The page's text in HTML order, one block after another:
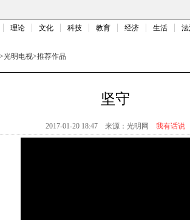
理论 文化 科技 教育 经济 生活
>光明电视>推荐作品
坚守
2017-01-20 18:47 来源： 光明网 我有话说